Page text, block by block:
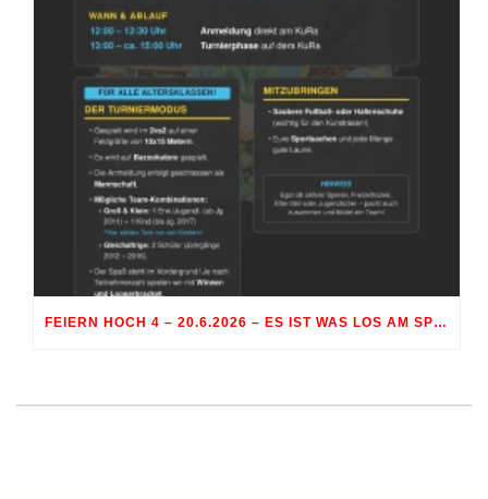
FEIERN HOCH 4 – 20.6.2026 – ES IST WAS LOS AM SPORTGELÄNDE RÖHRMOOS